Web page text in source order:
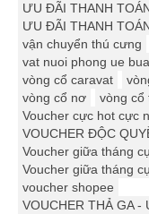
ƯU ĐÃI THANH
ƯU ĐÃI THANH
vận chuyển thú cưng
vat nuoi phong ue
vòng cổ caravat
vòng cổ nơ
vòng cổ
Voucher cực hot cực
VOUCHER ĐỘC
Voucher giữa tháng
Voucher giữa tháng
voucher shopee
VOUCHER THẢ GA